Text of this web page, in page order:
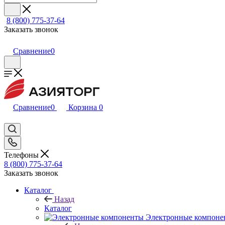
8 (800) 775-37-64
Заказать звонок
Сравнение0
Сравнение0 Корзина 0
Телефоны
8 (800) 775-37-64
Заказать звонок
Каталог
Назад
Каталог
Электронные